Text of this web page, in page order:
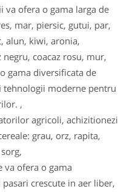
va ofera o gama larga de
mar, piersic, gutui, par,
alun, kiwi, aronia,
coacaz rosu, mur,
gama diversificata de
moderne pentru
,
agricoli, achizitionezi
grau, orz, rapita,
va ofera o gama
crescute in aer liber,